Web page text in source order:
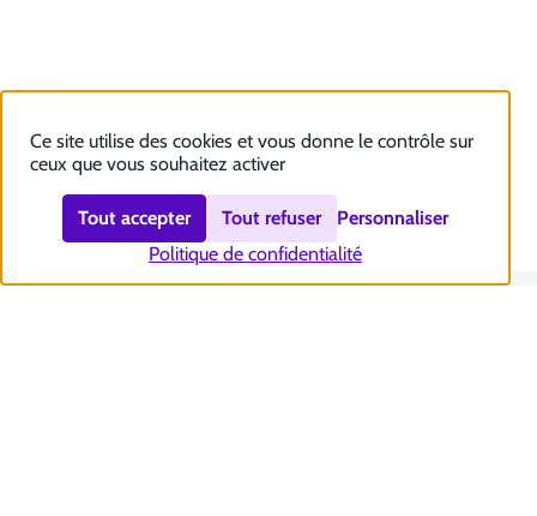
Ce site utilise des cookies et vous donne le contrôle sur
ceux que vous souhaitez activer
Tout accepter Tout refuser
Personnaliser
Politique de confidentialité